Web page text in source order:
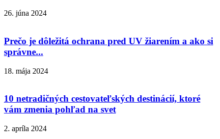
26. júna 2024
Prečo je dôležitá ochrana pred UV žiarením a ako si
správne...
18. mája 2024
10 netradičných cestovateľských destinácií, ktoré
vám zmenia pohľad na svet
2. apríla 2024